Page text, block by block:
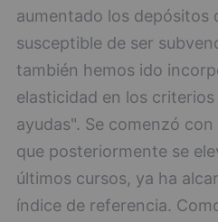
aumentado los depósitos
susceptible de ser
también hemos ido
elasticidad en los
ayudas". Se comenzó con
que posteriormente se
últimos cursos, ya ha
índice de referencia.